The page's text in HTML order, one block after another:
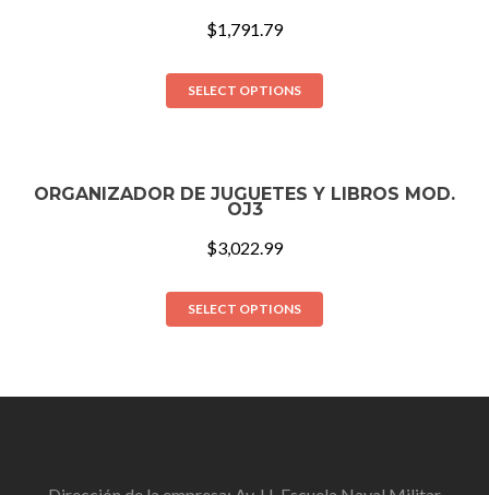
$1,791.79
SELECT OPTIONS
ORGANIZADOR DE JUGUETES Y LIBROS MOD.
OJ3
$3,022.99
SELECT OPTIONS